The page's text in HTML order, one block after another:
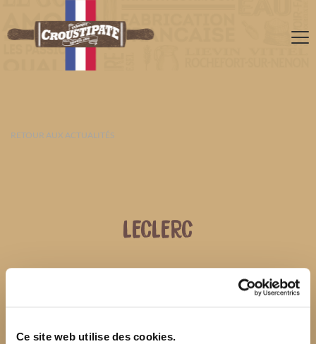
Ce site web utilise des cookies.
RETOUR AUX ACTUALITÉS
LECLERC